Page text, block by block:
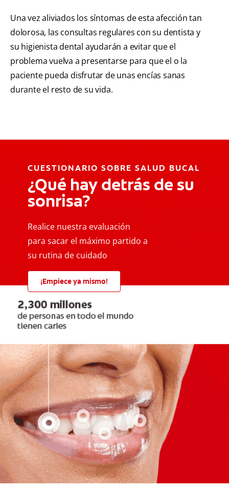
Una vez aliviados los síntomas de esta afección tan
dolorosa, las consultas regulares con su dentista y
su higienista dental ayudarán a evitar que el
problema vuelva a presentarse para que el o la
paciente pueda disfrutar de unas encías sanas
durante el resto de su vida.
CUESTIONARIO SOBRE SALUD BUCAL
¿Qué hay detrás de su
sonrisa?
Realice nuestra evaluación
para sacar el máximo partido a
su rutina de cuidado
¡Empiece ya mismo!